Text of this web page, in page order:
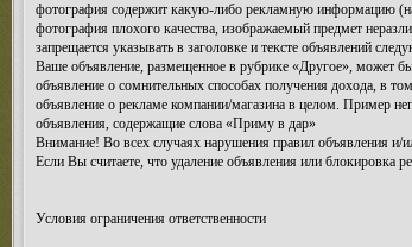
фотография содержит какую-либо рекламную информацию
фотография плохого качества, изображаемый предмет
запрещается указывать в заголовке и тексте объявлений
Ваше объявление, размещенное в рубрике «Другое», может
объявление о сомнительных способах получения дохода, в
объявление о рекламе компании/магазина в целом. Пример
объявления, содержащие слова «Приму в дар»
Внимание! Во всех случаях нарушения правил объявления и/
Если Вы считаете, что удаление объявления или блокировка
Условия ограничения ответственности